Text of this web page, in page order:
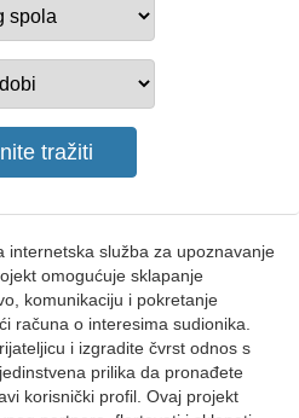
internetska služba za upoznavanje
omogućuje sklapanje
komunikaciju i pokretanje
računa o interesima sudionika.
i izgradite čvrst odnos s
prilika da pronađete
korisnički profil. Ovaj projekt